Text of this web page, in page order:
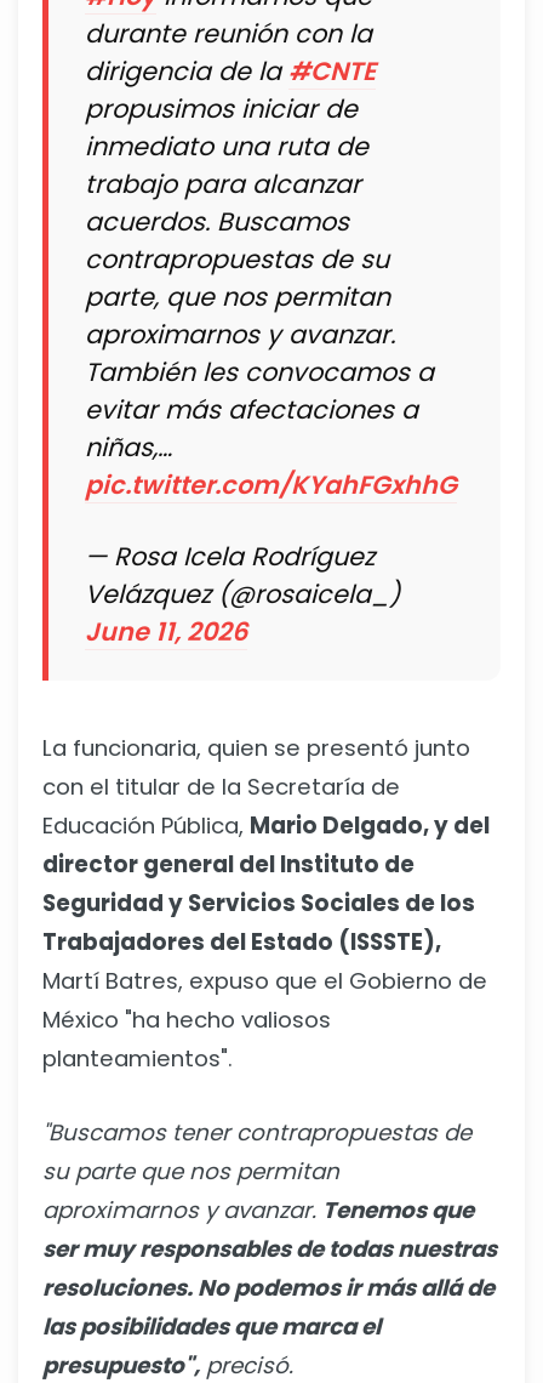
durante reunión con la
dirigencia de la #CNTE
propusimos iniciar de
inmediato una ruta de
trabajo para alcanzar
acuerdos. Buscamos
contrapropuestas de su
parte, que nos permitan
aproximarnos y avanzar.
También les convocamos a
evitar más afectaciones a
niñas,…
pic.twitter.com/KYahFGxhhG
— Rosa Icela Rodríguez
Velázquez (@rosaicela_)
June 11, 2026
La funcionaria, quien se presentó junto
con el titular de la Secretaría de
Educación Pública, Mario Delgado, y del
director general del Instituto de
Seguridad y Servicios Sociales de los
Trabajadores del Estado (ISSSTE),
Martí Batres, expuso que el Gobierno de
México "ha hecho valiosos
planteamientos".
"Buscamos tener contrapropuestas de
su parte que nos permitan
aproximarnos y avanzar. Tenemos que
ser muy responsables de todas nuestras
resoluciones. No podemos ir más allá de
las posibilidades que marca el
presupuesto", precisó.